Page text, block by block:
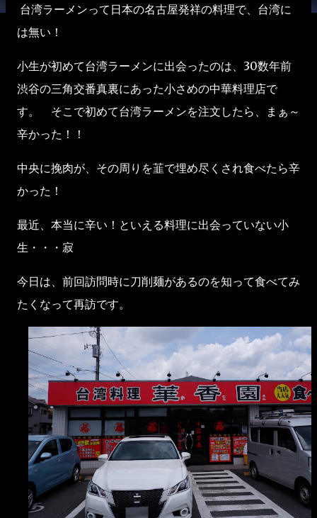
台湾ラーメンって日本の名古屋発祥の料理で、台湾に
は無い！
小生が初めて台湾ラーメンに出会ったのは、30数年前
渋谷の三角交番真裏にあった小さめの中華料理店で
す。 そこで初めて台湾ラーメンを注文したら、まぁ～
辛かった！！
中央に挽肉が、その周りを韮で埋め尽くされ食べたら辛
かった！
最近、本当に辛い！といえる料理に出会っていない小
生・・・寂
今日は、前回訪問時に刀削麺があるのを知って食べてみ
たくなって再訪です。